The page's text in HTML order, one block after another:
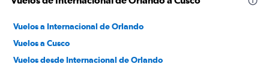
Vuelos a Internacional de Orlando
Vuelos a Cusco
Vuelos desde Internacional de Orlando